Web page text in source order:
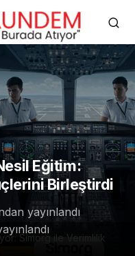
Simorg ile Verimlilik
Eğitim:
Birleştirdi
yayınlandı
0 Paylaş